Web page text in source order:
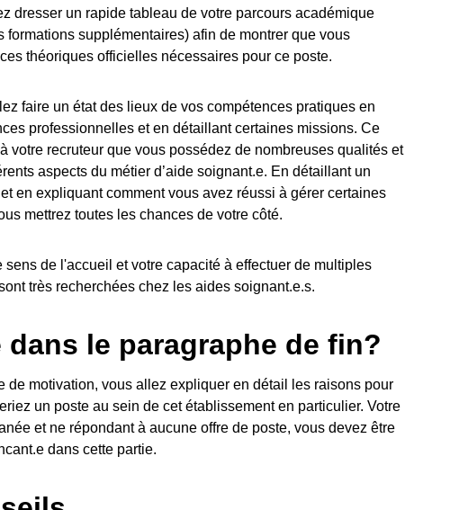
dresser un rapide tableau de votre parcours académique
formations supplémentaires) afin de montrer que vous
théoriques officielles nécessaires pour ce poste.
faire un état des lieux de vos compétences pratiques en
professionnelles et en détaillant certaines missions. Ce
votre recruteur que vous possédez de nombreuses qualités et
aspects du métier d’aide soignant.e. En détaillant un
en expliquant comment vous avez réussi à gérer certaines
mettrez toutes les chances de votre côté.
sens de l'accueil et votre capacité à effectuer de multiples
très recherchées chez les aides soignant.e.s.
dans le paragraphe de fin?
de motivation, vous allez expliquer en détail les raisons pour
un poste au sein de cet établissement en particulier. Votre
et ne répondant à aucune offre de poste, vous devez être
dans cette partie.